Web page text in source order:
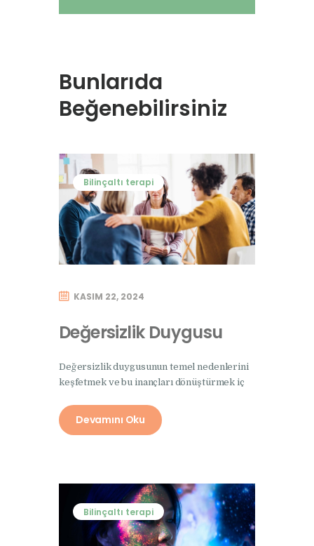
Bunlarıda
Beğenebilirsiniz
Bilinçaltı terapi
KASIM 22, 2024
Değersizlik Duygusu
Değersizlik duygusunun temel nedenlerini
keşfetmek ve bu inançları dönüştürmek iç
Devamını Oku
Bilinçaltı terapi